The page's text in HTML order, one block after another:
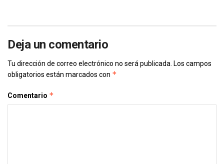
Deja un comentario
Tu dirección de correo electrónico no será publicada. Los campos
obligatorios están marcados con *
Comentario *